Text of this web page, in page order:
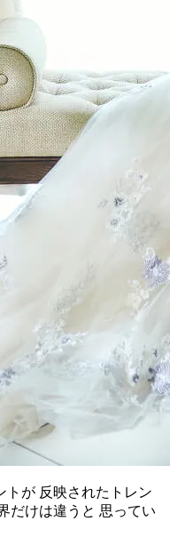
トが 反映されたトレン
だけは違うと 思ってい